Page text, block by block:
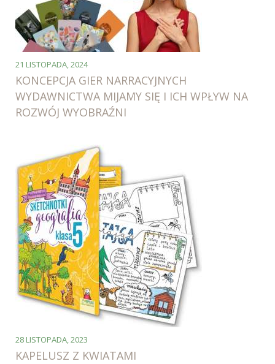
21 LISTOPADA, 2024
KONCEPCJA GIER NARRACYJNYCH
WYDAWNICTWA MIJAMY SIĘ I ICH WPŁYW NA
ROZWÓJ WYOBRAŹNI
28 LISTOPADA, 2023
KAPELUSZ Z KWIATAMI